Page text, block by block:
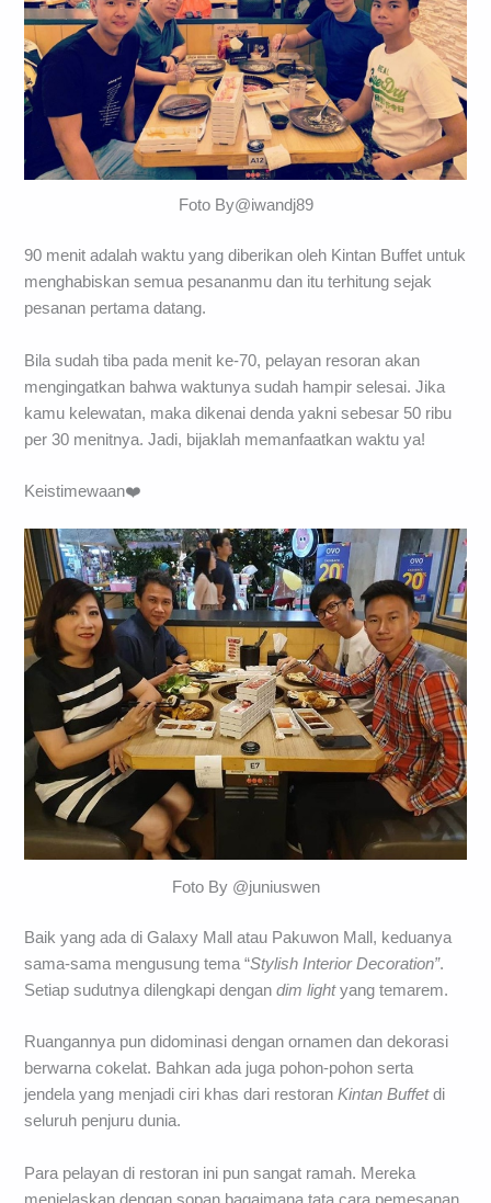
Foto By@iwandj89
90 menit adalah waktu yang diberikan oleh Kintan Buffet untuk
menghabiskan semua pesananmu dan itu terhitung sejak
pesanan pertama datang.
Bila sudah tiba pada menit ke-70, pelayan resoran akan
mengingatkan bahwa waktunya sudah hampir selesai. Jika
kamu kelewatan, maka dikenai denda yakni sebesar 50 ribu
per 30 menitnya. Jadi, bijaklah memanfaatkan waktu ya!
Keistimewaan❤️
Foto By @juniuswen
Baik yang ada di Galaxy Mall atau Pakuwon Mall, keduanya
sama-sama mengusung tema “Stylish Interior Decoration”.
Setiap sudutnya dilengkapi dengandim lightyang temarem.
Ruangannya pun didominasi dengan ornamen dan dekorasi
berwarna cokelat. Bahkan ada juga pohon-pohon serta
jendela yang menjadi ciri khas dari restoranKintan Buffetdi
seluruh penjuru dunia.
Para pelayan di restoran ini pun sangat ramah. Mereka
menjelaskan dengan sopan bagaimana tata cara pemesanan